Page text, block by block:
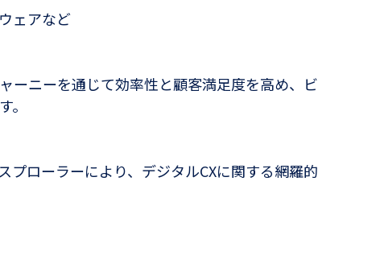
ェアなど
ーニーを通じて効率性と顧客満足度を高め、ビ
ローラーにより、デジタルCXに関する網羅的